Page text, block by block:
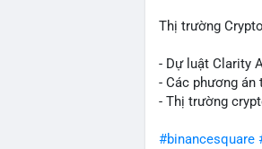
Thị trường
- Dự luật Clarity
- Các phương
- Thị trường
#binancesquare